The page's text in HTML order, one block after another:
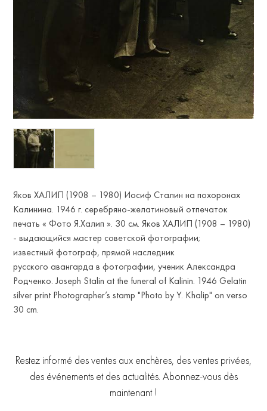
Яков ХАЛИП (1908 – 1980) Иосиф Сталин на похоронах
Калинина. 1946 г. серебряно-желатиновый отпечаток
печать « Фото Я.Халип ». 30 см. Яков ХАЛИП (1908 – 1980)
- выдающийся мастер советской фотографии;
известный фотограф, прямой наследник
русского авангарда в фотографии, ученик Александра
Родченко. Joseph Stalin at the funeral of Kalinin. 1946 Gelatin
silver print Photographer’s stamp "Photo by Y. Khalip" on verso
30 cm.
Restez informé des ventes aux enchères, des ventes privées,
des événements et des actualités. Abonnez-vous dès
maintenant !